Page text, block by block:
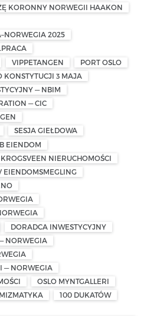
KORONNY NORWEGII HAAKON
2025
VIPPETANGEN
PORT OSLO
KONSTYTUCJI 3 MAJA
— NBIM
— CIC
SESJA GIEŁDOWA
EIENDOM
KROGSVEEN NIERUCHOMOŚCI
EIENDOMSMEGLING
DORADCA INWESTYCYJNY
NORWEGIA
— NORWEGIA
OSLO MYNTGALLERI
100 DUKATÓW